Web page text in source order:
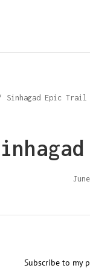
Sinhagad Epic Trail
Subscribe to my